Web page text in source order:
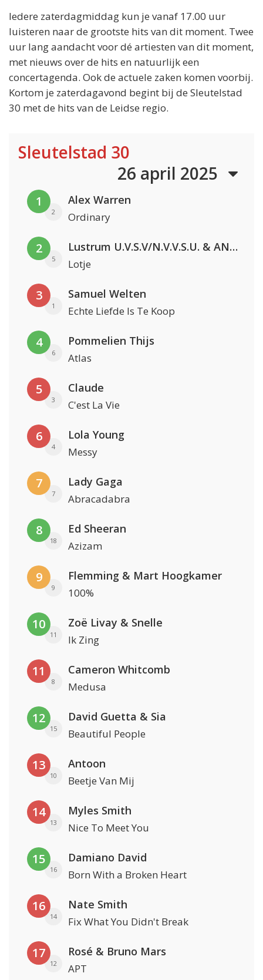
Iedere zaterdagmiddag kun je vanaf 17.00 uur
luisteren naar de grootste hits van dit moment. Twee
uur lang aandacht voor dé artiesten van dit moment,
met nieuws over de hits en natuurlijk een
concertagenda. Ook de actuele zaken komen voorbij.
Kortom je zaterdagavond begint bij de Sleutelstad
30 met de hits van de Leidse regio.
Sleutelstad 30
26 april 2025
1
2
Alex Warren
Ordinary
2
5
Lustrum U.V.S.V/N.V.V.S.U. & ANNO ONS & Jopke van Dobbenburgh & Roeland Beelen
Lotje
3
1
Samuel Welten
Echte Liefde Is Te Koop
4
6
Pommelien Thijs
Atlas
5
3
Claude
C'est La Vie
6
4
Lola Young
Messy
7
7
Lady Gaga
Abracadabra
8
18
Ed Sheeran
Azizam
9
9
Flemming & Mart Hoogkamer
100%
10
11
Zoë Livay & Snelle
Ik Zing
11
8
Cameron Whitcomb
Medusa
12
15
David Guetta & Sia
Beautiful People
13
10
Antoon
Beetje Van Mij
14
13
Myles Smith
Nice To Meet You
15
16
Damiano David
Born With a Broken Heart
16
14
Nate Smith
Fix What You Didn't Break
17
12
Rosé & Bruno Mars
APT